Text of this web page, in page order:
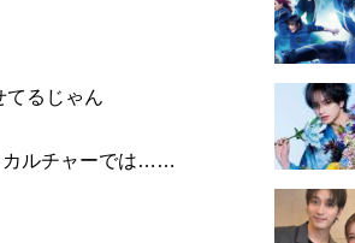
てるじゃん
カルチャーでは……